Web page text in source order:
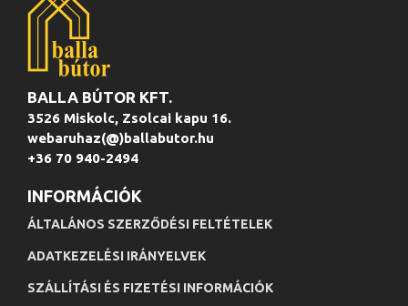
BALLA BÚTOR KFT.
3526 Miskolc, Zsolcai kapu 16.
webaruhaz(@)ballabutor.hu
+36 70 940-2494
INFORMÁCIÓK
ÁLTALÁNOS SZERZŐDÉSI FELTÉTELEK
ADATKEZELÉSI IRÁNYELVEK
SZÁLLÍTÁSI ÉS FIZETÉSI INFORMÁCIÓK